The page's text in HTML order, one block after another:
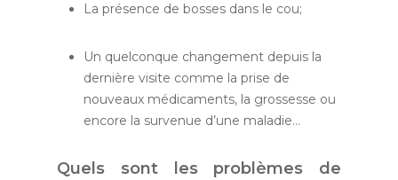
La présence de bosses dans le cou;
Un quelconque changement depuis la
dernière visite comme la prise de
nouveaux médicaments, la grossesse ou
encore la survenue d’une maladie…
Quels sont les problèmes de